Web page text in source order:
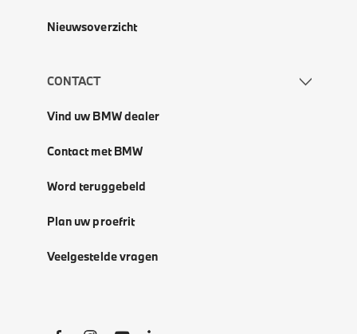
Nieuwsoverzicht
CONTACT
Vind uw BMW dealer
Contact met BMW
Word teruggebeld
Plan uw proefrit
Veelgestelde vragen